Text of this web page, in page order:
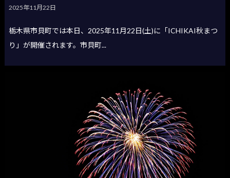
2025年11月22日
栃木県市貝町では本日、2025年11月22日(土)に「ICHIKAI秋まつ
り」が開催されます。市貝町...